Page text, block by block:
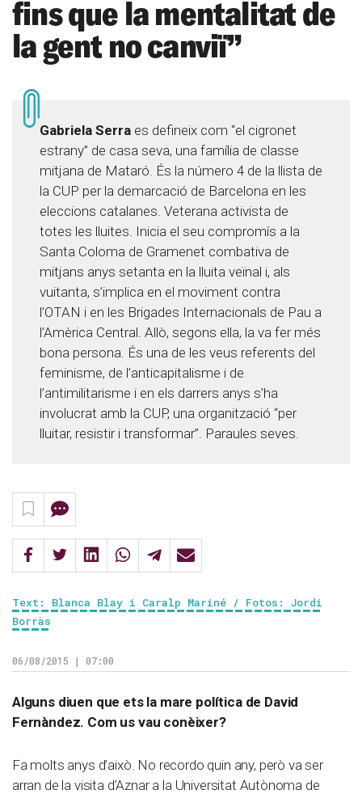
fins que la mentalitat de
la gent no canviï”
Gabriela Serra es defineix com “el cigronet
estrany” de casa seva, una família de classe
mitjana de Mataró. És la número 4 de la llista de
la CUP per la demarcació de Barcelona en les
eleccions catalanes. Veterana activista de
totes les lluites. Inicia el seu compromís a la
Santa Coloma de Gramenet combativa de
mitjans anys setanta en la lluita veïnal i, als
vuitanta, s’implica en el moviment contra
l’OTAN i en les Brigades Internacionals de Pau a
l’Amèrica Central. Allò, segons ella, la va fer més
bona persona. És una de les veus referents del
feminisme, de l’anticapitalisme i de
l’antimilitarisme i en els darrers anys s’ha
involucrat amb la CUP, una organització “per
lluitar, resistir i transformar”. Paraules seves.
Text: Blanca Blay i Caralp Mariné / Fotos: Jordi
Borràs
06/08/2015 | 07:00
Alguns diuen que ets la mare política de David
Fernàndez. Com us vau conèixer?
Fa molts anys d’això. No recordo quin any, però va ser
arran de la visita d’Aznar a la Universitat Autònoma de